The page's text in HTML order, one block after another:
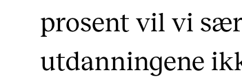
prosent vil vi
utdanningene